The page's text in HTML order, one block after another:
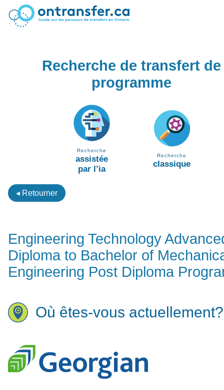
Recherche de transfert de
programme
Recherche
assistée
par l’ia
Recherche
classique
◂ Retourner
Engineering Technology
Diploma to Bachelor of
Engineering Post Diploma
Où êtes-vous actuellement?